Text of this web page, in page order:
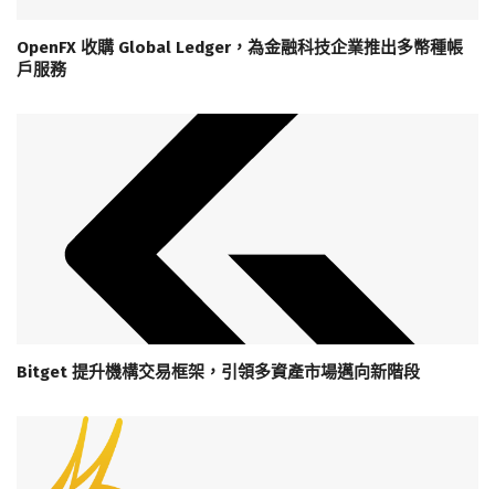
OpenFX 收購 Global Ledger，為金融科技企業推出多幣種帳
戶服務
Bitget 提升機構交易框架，引領多資產市場邁向新階段